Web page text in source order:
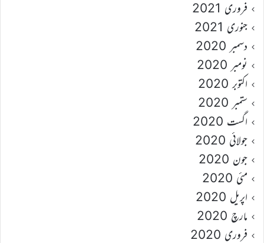
فروری 2021
جنوری 2021
دسمبر 2020
نومبر 2020
اکتوبر 2020
ستمبر 2020
اگست 2020
جولائی 2020
جون 2020
مئی 2020
اپریل 2020
مارچ 2020
فروری 2020